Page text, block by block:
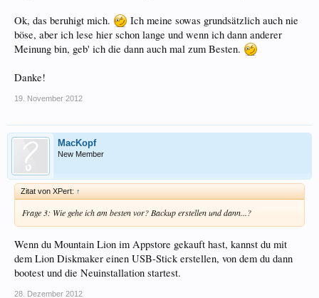
Ok, das beruhigt mich.
Ich meine sowas grundsätzlich auch nie
böse, aber ich lese hier schon lange und wenn ich dann anderer
Meinung bin, geb' ich die dann auch mal zum Besten.
Danke!
19. November 2012
MacKopf
New Member
Zitat von XPert: ↑
Frage 3: Wie gehe ich am besten vor? Backup erstellen und dann...?
Wenn du Mountain Lion im Appstore gekauft hast, kannst du mit
dem Lion Diskmaker einen USB-Stick erstellen, von dem du dann
bootest und die Neuinstallation startest.
28. Dezember 2012